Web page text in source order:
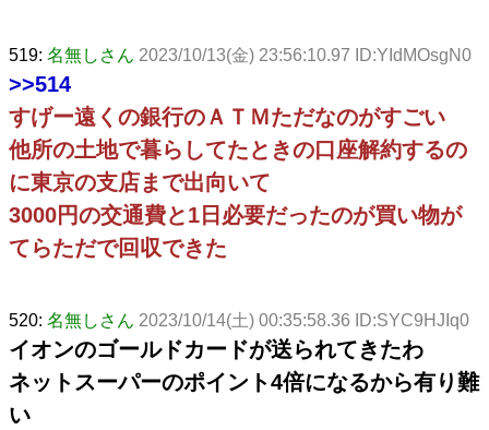
519: 名無しさん 2023/10/13(金) 23:56:10.97 ID:YIdMOsgN0
>>514
すげー遠くの銀行のＡＴＭただなのがすごい
他所の土地で暮らしてたときの口座解約するの
に東京の支店まで出向いて
3000円の交通費と1日必要だったのが買い物が
てらただで回収できた
520: 名無しさん 2023/10/14(土) 00:35:58.36 ID:SYC9HJIq0
イオンのゴールドカードが送られてきたわ
ネットスーパーのポイント4倍になるから有り難
い